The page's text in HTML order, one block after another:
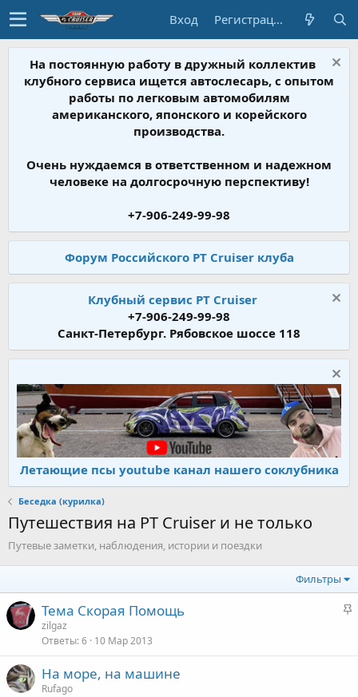
Вход Регистрация
На постоянную работу в дружный коллектив
клубного сервиса ищется автослесарь, с опытом
работы по легковым автомобилям
американского, японского и корейского
производства.
Очень нуждаемся в ответственном и надежном
человеке на долгосрочную перспективу!
+7-906-249-99-98
Форум Российского PT Cruiser клуба
Клубный сервис PT Cruiser
+7-906-249-99-98
Санкт-Петербург. Рябовское шоссе 118
Летающие псы youtube канал нашего соклубника
Беседка (курилка)
Путешествия на PT Cruiser и не только
Путевые заметки, наблюдения, истории и поездки
Фильтры
З
Тема Скорая Помощь
zilgaz
Ответы 6 10 Мар 2013
На море, на машине
Rufago